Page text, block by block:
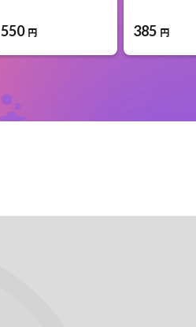
550 円 385 円